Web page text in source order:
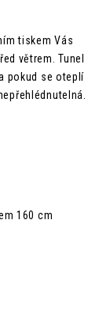
tiskem Vás
větrem.Tunel
pokud se oteplí
160 cm